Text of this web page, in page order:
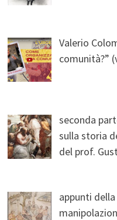
Valerio
comunità?”
seconda
sulla storia
del prof.
appunti